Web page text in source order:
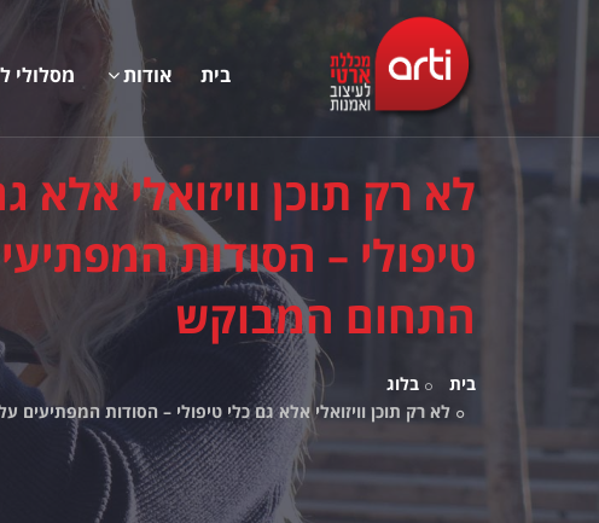
בית אודות מסלולי
לא רק תוכן וויזואלי אלא
טיפולי – הסודות
התחום המבוקש
בית
בלוג
לא רק תוכן וויזואלי אלא גם כלי טיפולי – הסודות